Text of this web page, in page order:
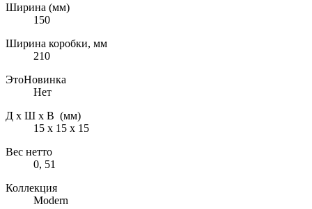
Ширина (мм)
150
Ширина коробки, мм
210
ЭтоНовинка
Нет
Д х Ш х В (мм)
15 х 15 х 15
Вес нетто
0, 51
Коллекция
Modern